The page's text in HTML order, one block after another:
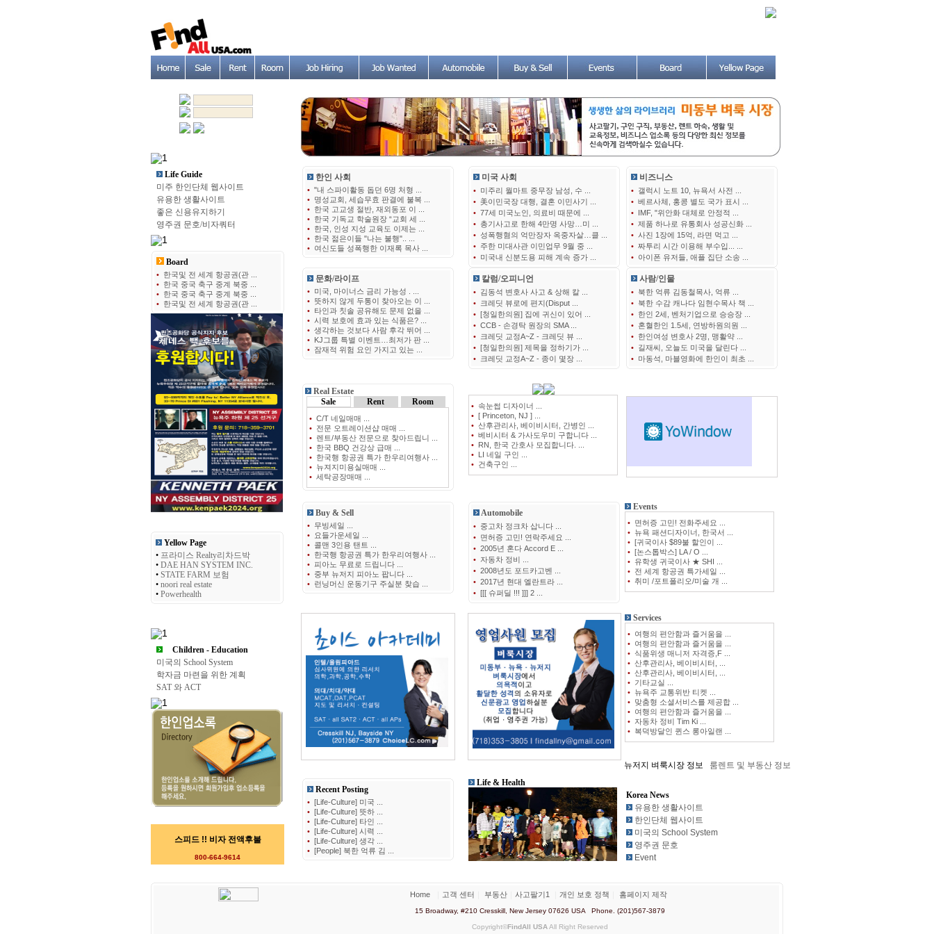
Life Guide
미주 한인단체 웹사이트
유용한 생활사이트
좋은 신용유지하기
영주권 문호/비자쿼터
Board
• 한국및 전 세계 항공권(관 ...
• 한국 중국 축구 중계 북중 ...
• 한국 중국 축구 중계 북중 ...
• 한국및 전 세계 항공권(관 ...
Yellow Page
• 프라미스 Realty리차드박
• DAE HAN SYSTEM INC.
• STATE FARM 보험
• noori real estate
• Powerhealth
Children - Education
미국의 School System
학자금 마련을 위한 계획
SAT 와 ACT
스피드 !! 비자 전액후불
800-664-9614
한인 사회
• "내 스파이활동 돕던 6명 처형 ...
• 명성교회, 세습무효 판결에 불복 ...
• 한국 고교생 절반, 재외동포 이 ...
• 한국 기독교 학술원장 “교회 세 ...
• 한국, 인성 지성 교육도 이제는 ...
• 한국 젊은이들 "나는 불행".. ...
• 여신도들 성폭행한 이재록 목사 ...
미국 사회
• 미주리 월마트 중무장 남성, 수 ...
• 美이민국장 대행, 결혼 이민사기 ...
• 77세 미국노인, 의료비 때문에 ...
• 총기사고로 한해 4만명 사망…미 ...
• 성폭행혐의 억만장자 옥중자살…클 ...
• 주한 미대사관 이민업무 9월 중 ...
• 미국내 신분도용 피해 계속 증가 ...
비즈니스
• 갤럭시 노트 10, 뉴욕서 사전 ...
• 베르사체, 홍콩 별도 국가 표시 ...
• IMF, "위안화 대체로 안정적 ...
• 제품 하나로 유통회사 성공신화 ...
• 사진 1장에 15억, 라면 먹고 ...
• 짜투리 시간 이용해 부수입... ...
• 아이폰 유저들, 애플 집단 소송 ...
문화/라이프
• 미국, 마이너스 금리 가능성 . ...
• 뜻하지 않게 두통이 찾아오는 이 ...
• 타인과 칫솔 공유해도 문제 없을 ...
• 시력 보호에 효과 있는 식품은? ...
• 생각하는 것보다 사람 후각 뛰어 ...
• KJ그룹 특별 이벤트…최저가 판 ...
• 잠재적 위험 요인 가지고 있는 ...
칼럼/오피니언
• 김동석 변호사 사고 & 상해 칼 ...
• 크레딧 뷰로에 편지(Disput ...
• [청일한의원] 집에 귀신이 있어 ...
• CCB - 손경탁 원장의 SMA ...
• 크레딧 교정A~Z - 크레딧 뷰 ...
• [청일한의원] 제목을 정하기가 ...
• 크레딧 교정A~Z - 종이 몇장 ...
사람/인물
• 북한 억류 김동철목사, 억류 ...
• 북한 수감 캐나다 임현수목사 책 ...
• 한인 2세, 벤처기업으로 승승장 ...
• 혼혈한인 1.5세, 연방하원의원 ...
• 한인여성 변호사 2명, 맹활약 ...
• 길재씨, 오늘도 미국을 달린다 ...
• 마동석, 마블영화에 한인이 최초 ...
Real Estate
Sale
Rent Room
• C/T 네일매매 ...
• 전문 오트레이션샵 매매 ...
• 렌트/부동산 전문으로 찾아드립니 ...
• 한국 BBQ 건강상 급매 ...
• 한국행 항공권 특가 한우리여행사 ...
• 뉴져지미용실매매 ...
• 세탁공장매매 ...
• 속눈썹 디자이너 ...
• [ Princeton, NJ ] ...
• 산후관리사, 베이비시터, 간병인 ...
• 베비시터 & 가사도우미 구합니다 ...
• RN, 한국 간호사 모집합니다. ...
• LI 네일 구인 ...
• 건축구인 ...
Buy & Sell
• 무빙세일 ...
• 요들가운세일 ...
• 콜맨 3인용 탠트 ...
• 한국행 항공권 특가 한우리여행사 ...
• 피아노 무료로 드립니다 ...
• 중부 뉴저지 피아노 팝니다 ...
• 런닝머신 운동기구 주실분 찾습 ...
Automobile
• 중고차 정크차 삽니다 ...
• 면허증 고민! 연락주세요 ...
• 2005년 혼다 Accord E ...
• 자동차 정비 ...
• 2008년도 포드카고벤 ...
• 2017년 현대 엘란트라 ...
• [[[ 슈퍼딜 !!! ]]] 2 ...
Events
• 면허증 고민! 전화주세요 ...
• 뉴욕 패션디자이너, 한국서 ...
• [귀국이사 $89불 할인이 ...
• [논스톱박스] LA / O ...
• 유학생 귀국이사 ★ SHI ...
• 전 세계 항공권 특가세일 ...
• 취미 /포트폴리오/미술 개 ...
Services
• 여행의 편안함과 즐거움을 ...
• 여행의 편안함과 즐거움을 ...
• 식품위생 매니저 자격증,F ...
• 산후관리사, 베이비시터, ...
• 산후관리사, 베이비시터, ...
• 기타교실 ...
• 뉴욕주 교통위반 티켓 ...
• 맞춤형 소셜서비스를 제공합 ...
• 여행의 편안함과 즐거움을 ...
• 자동차 정비 Tim Ki ...
• 복덕방달인 퀸스 롱아일랜 ...
벼룩시장 정보중고 및 새 자동차
Recent Posting
• [Life-Culture] 미국 ...
• [Life-Culture] 뜻하 ...
• [Life-Culture] 타인 ...
• [Life-Culture] 시력 ...
• [Life-Culture] 생각 ...
• [People] 북한 억류 김 ...
Life & Health
Korea News
유용한 생활사이트
한인단체 웹사이트
미국의 School System
영주권 문호
Event
Home 고객 센터 부동산｜ 사고팔기1 개인 보호 정책 홈페이지 제작
15 Broadway, #210 Cresskill, New Jersey 07626 USA Phone. (201)567-3879
Copyright©FindAll USAAll Right Reserved